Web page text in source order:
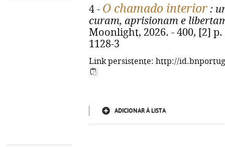
4 - O chamado interior :
curam, aprisionam e
Moonlight, 2026. - 400, [2] p.
1128-3
Link persistente: http://
ADICIONAR À LISTA